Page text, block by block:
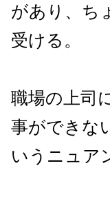
があり、ち
受ける。
職場の上司
事ができな
いうニュア